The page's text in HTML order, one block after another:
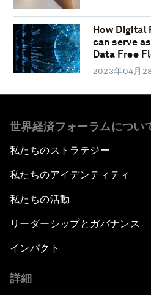
How
can serve
Data Free
2023年04月
世界経済フォーラムについ
私たちのストラテジー
私たちのアイデンティティ
私たちの活動
リーダーシップとガバナンス
インパクト
詳細